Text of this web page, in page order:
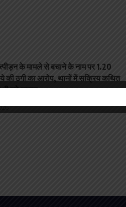
के मामले से बचाने के नाम पर 1.20
की ठगी का आरोप, थानों में सक्रिय कथित
भी उठे सवाल